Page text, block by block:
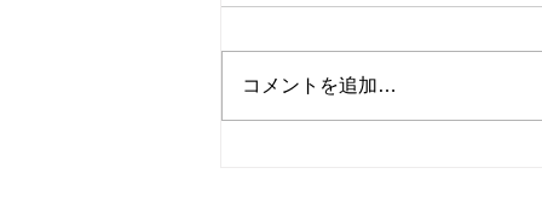
コメントを追加…